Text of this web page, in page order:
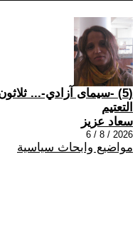
(5) -سيمای آزادي-...
التعتيم
سعاد عزيز
2026 / 8 / 6
مواضيع وابحاث سياسية